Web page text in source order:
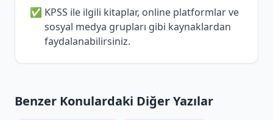
KPSS ile ilgili kitaplar, online platformlar ve
sosyal medya grupları gibi kaynaklardan
faydalanabilirsiniz.
Benzer Konulardaki Diğer Yazılar